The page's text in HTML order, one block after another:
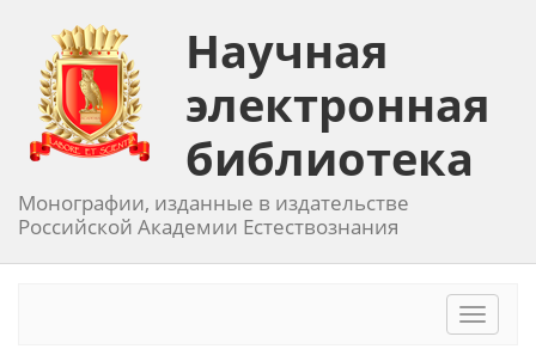
Научная
электронная
библиотека
Монографии, изданные в издательстве
Российской Академии Естествознания
Toggle